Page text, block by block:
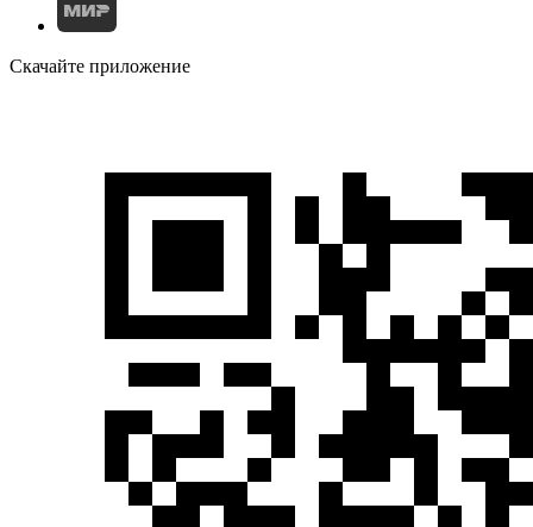
Скачайте приложение